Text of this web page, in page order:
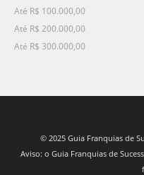
Até R$ 100.000,00
Até R$ 200.000,00
Até R$ 300.000,00
© 2025 Guia Franquias de
Aviso: o Guia Franquias de